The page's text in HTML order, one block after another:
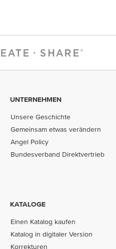
UNTERNEHMEN
Unsere Geschichte
Gemeinsam etwas verändern
Angel Policy
Bundesverband Direktvertrieb
KATALOGE
Einen Katalog kaufen
Katalog in digitaler Version
Korrekturen